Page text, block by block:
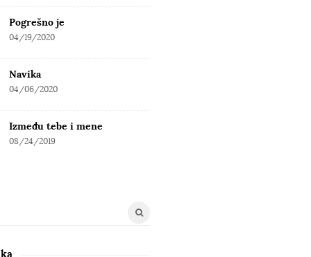
Pogrešno je
04/19/2020
Navika
04/06/2020
Između tebe i mene
08/24/2019